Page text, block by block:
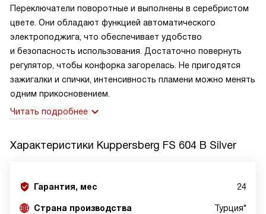
Переключатели поворотные и выполнены в серебристом
цвете. Они обладают функцией автоматического
электроподжига, что обеспечивает удобство
и безопасность использования. Достаточно повернуть
регулятор, чтобы конфорка загорелась. Не пригодятся
зажигалки и спички, интенсивность пламени можно менять
одним прикосновением.
Читать подробнее
Характеристики Kuppersberg FS 604 B Silver
Гарантия, мес 24
Страна производства Турция*